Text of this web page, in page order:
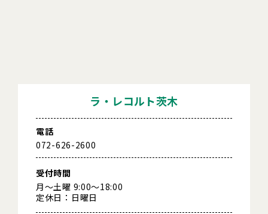
ラ・レコルト茨木
電話
072-626-2600
受付時間
月～土曜 9:00～18:00
定休日：日曜日